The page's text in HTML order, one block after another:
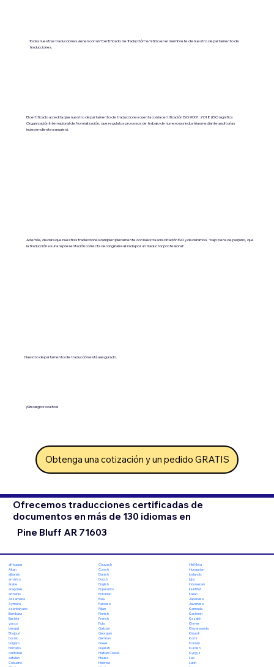
Todas nuestras traducciones vienen con un “Certificado de Traducción” emitido en el membrete de nuestro departamento de
traducciones.
El certificado acredita que nuestro departamento de traducciones cuenta con la certificación ISO 9001:2018 (ISO significa
Organización Internacional de Normalización, que regula los procesos de trabajo de numerosas industrias mediante auditorías
independientes anuales).
Además, declara que nuestras traducciones cumplen plenamente con nuestra acreditación ISO y declaramos, "bajo pena de perjurio, que
la traducción es una representación correcta del original realizada por un traductor profesional".
Nuestro departamento de traducción está asegurado.
¡Sin cargos ocultos!
Obtenga una cotización y un pedido GRATIS
Ofrecemos traducciones certificadas de
documentos en más de 130 idiomas en
Pine Bluff AR 71603
africaans
Akan
albanés
amárico
árabe
aragonés
armenio
Assamese
Aymara
azerbaiyano
Bambara
Bashkir
vasco
bengalí
Bhojpuri
bosnio
búlgaro
birmano
cantonés
catalán
Cebuano
Chuvash
Czech
Danish
Dutch
English
Esperanto
Estonian
Ewe
Faroese
Fijian
Finnish
French
Fula
Galician
Georgian
German
Greek
Gujarati
Haitian Creole
Hausa
Hebrew
Hiri Motu
Hungarian
Icelandic
Igbo
Indonesian
Inuktitut
Italian
Japanese
Javanese
Kannada
Kashmiri
Kazakh
Khmer
Kinyarwanda
Kirundi
Komi
Korean
Kurdish
Kyrgyz
Lao
Latin